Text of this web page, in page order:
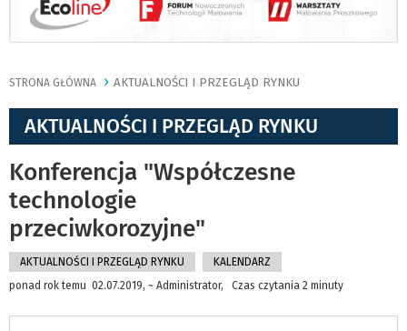
STRONA GŁÓWNA AKTUALNOŚCI I PRZEGLĄD RYNKU
AKTUALNOŚCI I PRZEGLĄD RYNKU
Konferencja "Współczesne
technologie
przeciwkorozyjne"
AKTUALNOŚCI I PRZEGLĄD RYNKU
KALENDARZ
ponad rok temu 02.07.2019, ~ Administrator, Czas czytania 2 minuty